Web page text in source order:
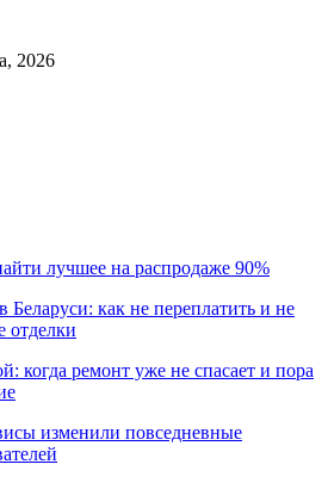
2026
лучшее на распродаже 90%
Беларуси: как не переплатить и не
отделки
когда ремонт уже не спасает и пора
изменили повседневные